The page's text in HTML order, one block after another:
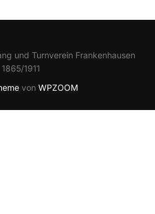
und Turnverein Frankenhausen
1865/1911
von WPZOOM